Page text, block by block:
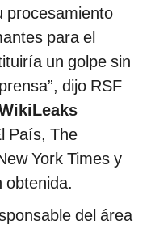
procesamiento
para el
un golpe sin
dijo RSF
País, The
York Times y
obtenida.
del área